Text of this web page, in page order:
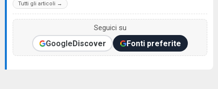
Tutti gli articoli →
Seguici su
GoogleDiscover Fonti preferite